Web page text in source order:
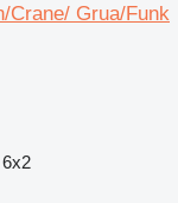
Crane/ Grua/Funk
6x2